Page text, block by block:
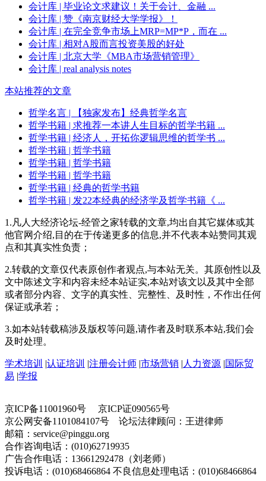
会计库 | 毕业论文求建议！关于会计、金融 ...
会计库 | 赞《南京财经大学学报》！
会计库 | 在完全竞争市场上MRP=MP*P，而在 ...
会计库 | 相对A股而言投资美股的好处
会计库 | 北京大学《MBA市场营销管理》
会计库 | real analysis notes
本站推荐的文章
哲学名言 | 【独家发布】经典哲学名言
哲学书籍 | 求推荐一本讲人生目标的哲学书籍 ...
哲学书籍 | 经济人，开拓你逻辑思维的哲学书 ...
哲学书籍 | 哲学书籍
哲学书籍 | 哲学书籍
哲学书籍 | 哲学书籍
哲学书籍 | 经典的哲学书籍
哲学书籍 | 发22本经典的经济学及哲学书籍《 ...
1.凡人大经济论坛-经管之家转载的文章,均出自其它媒体或其
他官网介绍,目的在于传递更多的信息,并不代表本站赞同其观
点和其真实性负责；
2.转载的文章仅代表原创作者观点,与本站无关。其原创性以及
文中陈述文字和内容未经本站证实,本站对该文以及其中全部
或者部分内容、文字的真实性、完整性、及时性，不作出任何
保证或承若；
3.如本站转载稿涉及版权等问题,请作者及时联系本站,我们会
及时处理。
学术培训 |认证培训 |注册会计师 |市场营销 | 人力资源 |国际贸
易 |学报
京ICP备11001960号 京ICP证090565号
京公网安备1101084107号 论坛法律顾问：王进律师
邮箱：service@pinggu.org
合作咨询电话：(010)62719935
广告合作电话：13661292478（刘老师）
投诉电话：(010)68466864 不良信息处理电话：(010)68466864